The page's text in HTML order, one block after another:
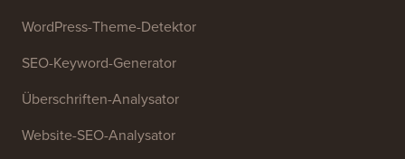
Kostenlose Tools
Generator für Geschäftsnamen